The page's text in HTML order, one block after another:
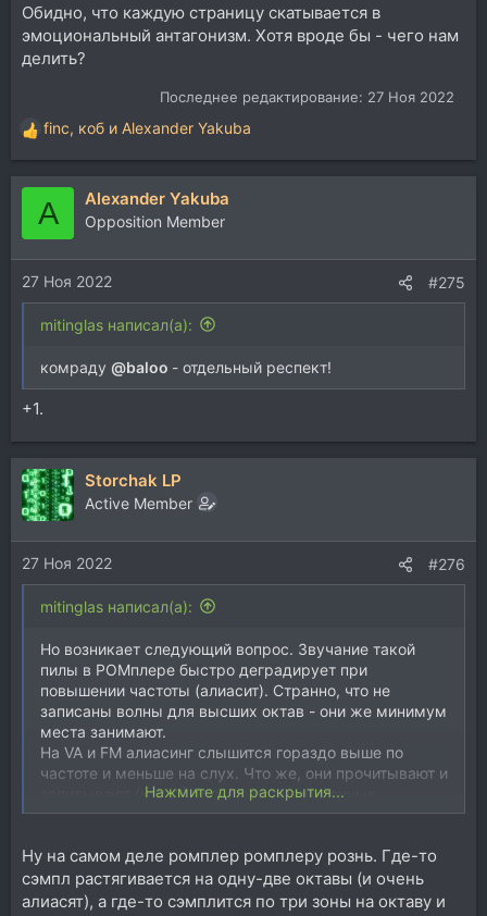
Обидно, что каждую страницу скатывается в
эмоциональный антагонизм. Хотя вроде бы - чего нам
делить?
Последнее редактирование: 27 Ноя 2022
Р
е
а
и
и
:
finc, коб и Alexander Yakuba
A Alexander Yakuba
Opposition Member
27 Ноя 2022 #275
mitinglas написал(а):
комраду @baloo - отдельный респект!
+1.
Storchak LP
Active Member
27 Ноя 2022 #276
mitinglas написал(а):
Но возникает следующий вопрос. Звучание такой
пилы в РОМплере быстро деградирует при
повышении частоты (алиасит). Странно, что не
записаны волны для высших октав - они же минимум
места занимают.
На VA и FM алиасинг слышится гораздо выше по
частоте и меньше на слух. Что же, они прочитывают и
записывают (куда?) больше промежуточных
"семплов"?
Нажмите для раскрытия...
Ну на самом деле ромплер ромплеру рознь. Где-то
сэмпл растягивается на одну-две октавы (и очень
алиасят), а где-то сэмплится по три зоны на октаву и